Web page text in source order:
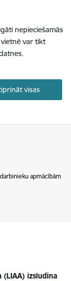
nepieciešamās
var tikt
visas
apmācībām
izsludina